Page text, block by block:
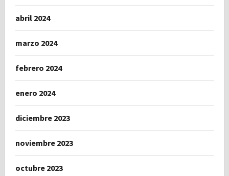
abril 2024
marzo 2024
febrero 2024
enero 2024
diciembre 2023
noviembre 2023
octubre 2023